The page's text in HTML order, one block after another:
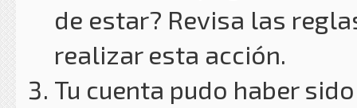
de estar? Revisa las
realizar esta acción.
Tu cuenta pudo haber